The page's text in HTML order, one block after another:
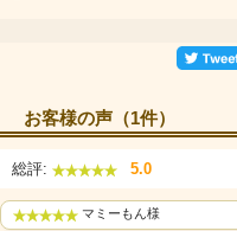
お客様の声（1件）
総評: 5.0
マミーもん様